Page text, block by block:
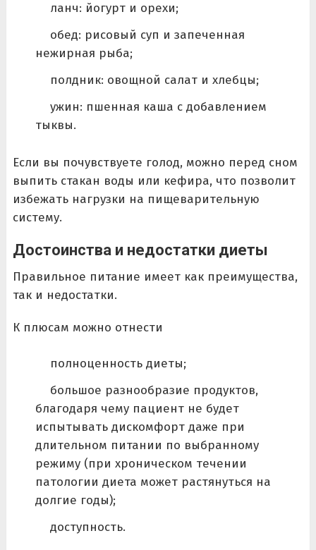
ланч: йогурт и орехи;
обед: рисовый суп и запеченная
нежирная рыба;
полдник: овощной салат и хлебцы;
ужин: пшенная каша с добавлением
тыквы.
Если вы почувствуете голод, можно перед сном
выпить стакан воды или кефира, что позволит
избежать нагрузки на пищеварительную
систему.
Достоинства и недостатки диеты
Правильное питание имеет как преимущества,
так и недостатки.
К плюсам можно отнести
полноценность диеты;
большое разнообразие продуктов,
благодаря чему пациент не будет
испытывать дискомфорт даже при
длительном питании по выбранному
режиму (при хроническом течении
патологии диета может растянуться на
долгие годы);
доступность.